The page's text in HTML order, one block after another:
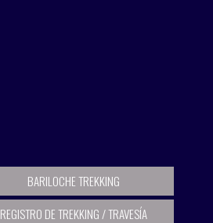
BARILOCHE TREKKING
REGISTRO DE TREKKING / TRAVESÍA